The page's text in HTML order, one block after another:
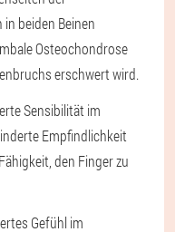
beiden Beinen
Osteochondrose
erschwert wird.
Sensibilität im
Empfindlichkeit
den Finger zu
Gefühl im